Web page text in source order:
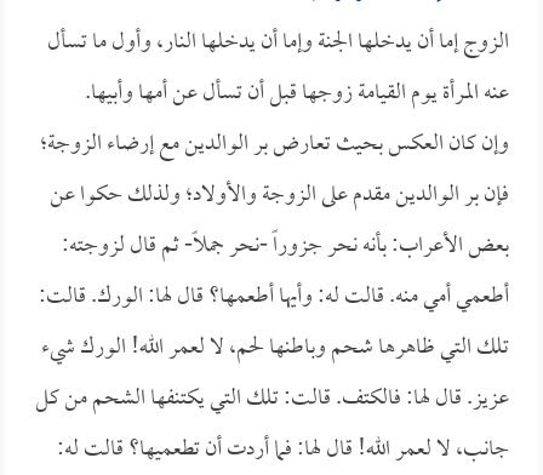
الزوج إما أن يدخلها الجنة وإما أن يدخلها النار، وأول ما تسأل
عنه المرأة يوم القيامة زوجها قبل أن تسأل عن أمها وأبيها.
وإن كان العكس بحيث تعارض بر الوالدين مع إرضاء الزوجة؛
فإن بر الوالدين مقدم على الزوجة والأولاد؛ ولذلك حكوا عن
بعض الأعراب: بأنه نحر جزوراً -نحر جملاً- ثم قال لزوجته:
أطعمي أمي منه. قالت له: وأيها أطعمها؟ قال لها: الورك. قالت:
تلك التي ظاهرها شحم وباطنها لحم، لا لعمر الله! الورك شيء
عزيز. قال لها: فالكتف. قالت: تلك التي يكتنفها الشحم من كل
جانب، لا لعمر الله! قال لها: فما أردت أن تطعميها؟ قالت له: